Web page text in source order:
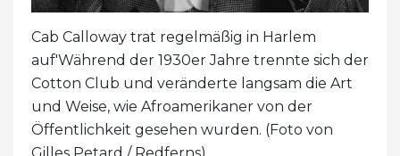
Cab Calloway trat regelmäßig in Harlem
auf'Während der 1930er Jahre trennte sich der
Cotton Club und veränderte langsam die Art
und Weise, wie Afroamerikaner von der
Öffentlichkeit gesehen wurden. (Foto von